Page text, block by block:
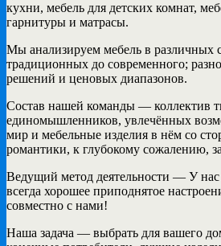
кухни, мебель для детских комнат,
гарнитуры и матрасы.
Мы анализируем мебель в различных
традиционных до современного;
решений и ценовых диапазонов.
Состав нашей команды — коллектив
единомышленников, увлечённых
мир и мебельные изделия в нём со
романтики, к глубокому сожалению,
Ведущий метод деятельности — У
всегда хорошее приподнятое
совместно с нами!
Наша задача — выбрать для вашего